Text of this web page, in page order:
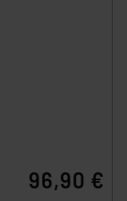
96,90 €